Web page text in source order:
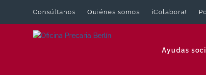
Consúltanos Quiénes somos ¡Colabora!
Ayudas